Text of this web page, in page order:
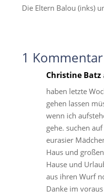
Die Eltern Balou (inks)
1 Kommentar
Christine Batz
haben letzte
gehen lassen
wenn ich
gehe. suchen
eurasier
Haus und
Hause und
aus ihren Wurf
Danke im